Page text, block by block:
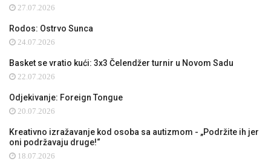
27.07.2026
Rodos: Ostrvo Sunca
24.07.2026
Basket se vratio kući: 3x3 Čelendžer turnir u Novom Sadu
22.07.2026
Odjekivanje: Foreign Tongue
20.07.2026
Kreativno izražavanje kod osoba sa autizmom - „Podržite ih jer
oni podržavaju druge!“
18.07.2026